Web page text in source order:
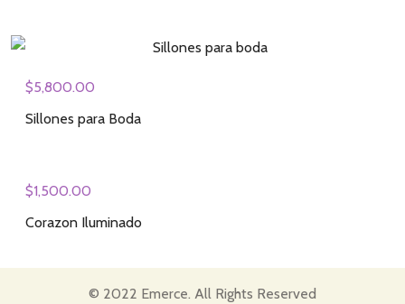
$5,800.00
Sillones para Boda
$1,500.00
Corazon Iluminado
© 2022 Emerce. All Rights Reserved